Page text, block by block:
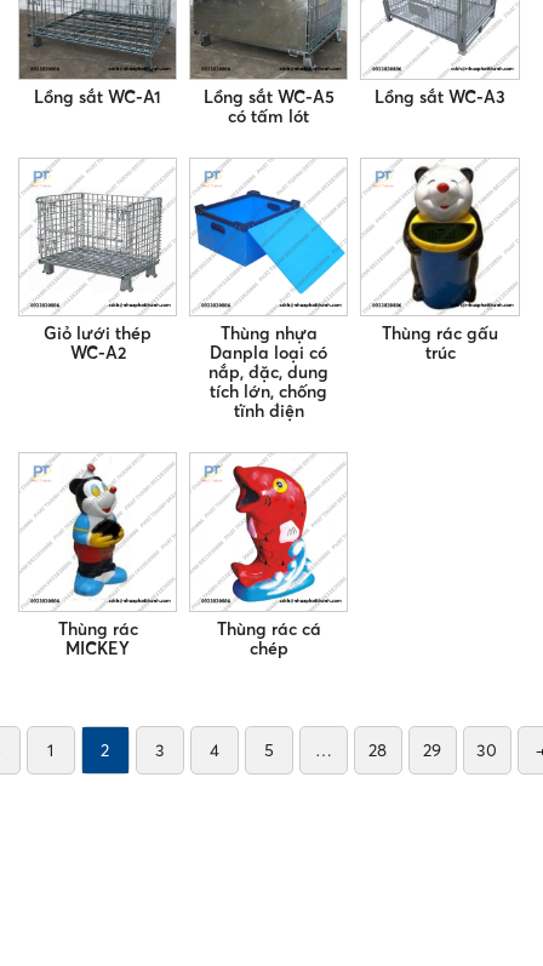
Lồng sắt WC-A1
Lồng sắt WC-A5
có tấm lót
Lồng sắt WC-A3
Giỏ lưới thép
WC-A2
Thùng nhựa
Danpla loại có
nắp, đặc, dung
tích lớn, chống
tĩnh điện
Thùng rác gấu
trúc
Thùng rác
MICKEY
Thùng rác cá
chép
1 2 3 4 5 … 28 29 30